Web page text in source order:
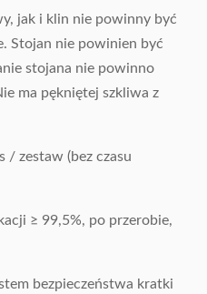
jak i klin nie powinny być
Stojan nie powinien być
stojana nie powinno
ma pękniętej szkliwa z
/ zestaw (bez czasu
≥ 99,5%, po przerobie,
bezpieczeństwa kratki